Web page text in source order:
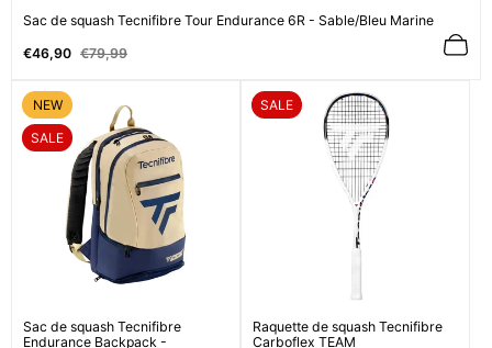
Sac de squash Tecnifibre Tour Endurance 6R - Sable/Bleu Marine
Prix
€46,90 Prix
€79,99
ÉTIQUETTE
DU
PRODUIT:
NEW
ÉTIQUETTE
DU
PRODUIT:
SALE
Sac de squash Tecnifibre
Endurance Backpack -
ÉTIQUETTE
DU
SALE
Raquette de squash Tecnifibre
Carboflex TEAM